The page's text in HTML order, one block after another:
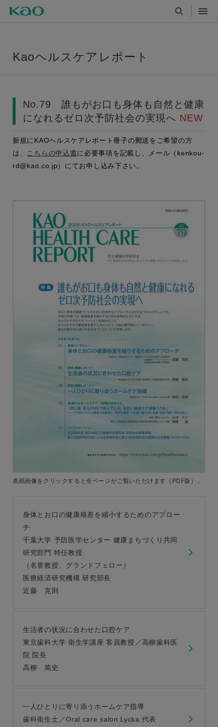
Kaoヘルスケアレポート
No.79 誰もがお口も身体も自然と健康
になれるゼロ次予防社会の実現へ NEW
新規にKAOヘルスケアレポート冊子の郵送をご希望の方
は、
こちらの申込書に必要事項を記載し、メール（kenkou-
rd@kao.co.jp）にてお申し込み下さい。
表紙画像をクリックすると全ページがご覧いただけます （PDF版）。
身体とお口の健康格差を縮小するためのアプロー
チ
千葉大学 予防医学センター 健康まちづくり共同
研究部門 特任教授
（名誉教授、グランドフェロー）
医療経済研究機構 研究部長
近藤 克則
生活者の状況に合わせた口腔ケア
東京歯科大学 衛生学講座 客員教授／高柳歯科医
院 院長
高柳 篤史
一人ひとりに寄り添うホームケア指導
歯科衛生士／Oral care salon Lycka 代表